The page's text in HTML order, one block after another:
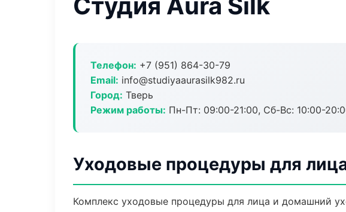
Телефон: +7 (951) 864-30-79
Email: info@studiyaaurasilk982.ru
Город: Тверь
Режим работы: Пн-Пт: 09:00-21:00, Сб-Вс: 10:00-
Уходовые процедуры для
Комплекс уходовые процедуры для лица и домашний